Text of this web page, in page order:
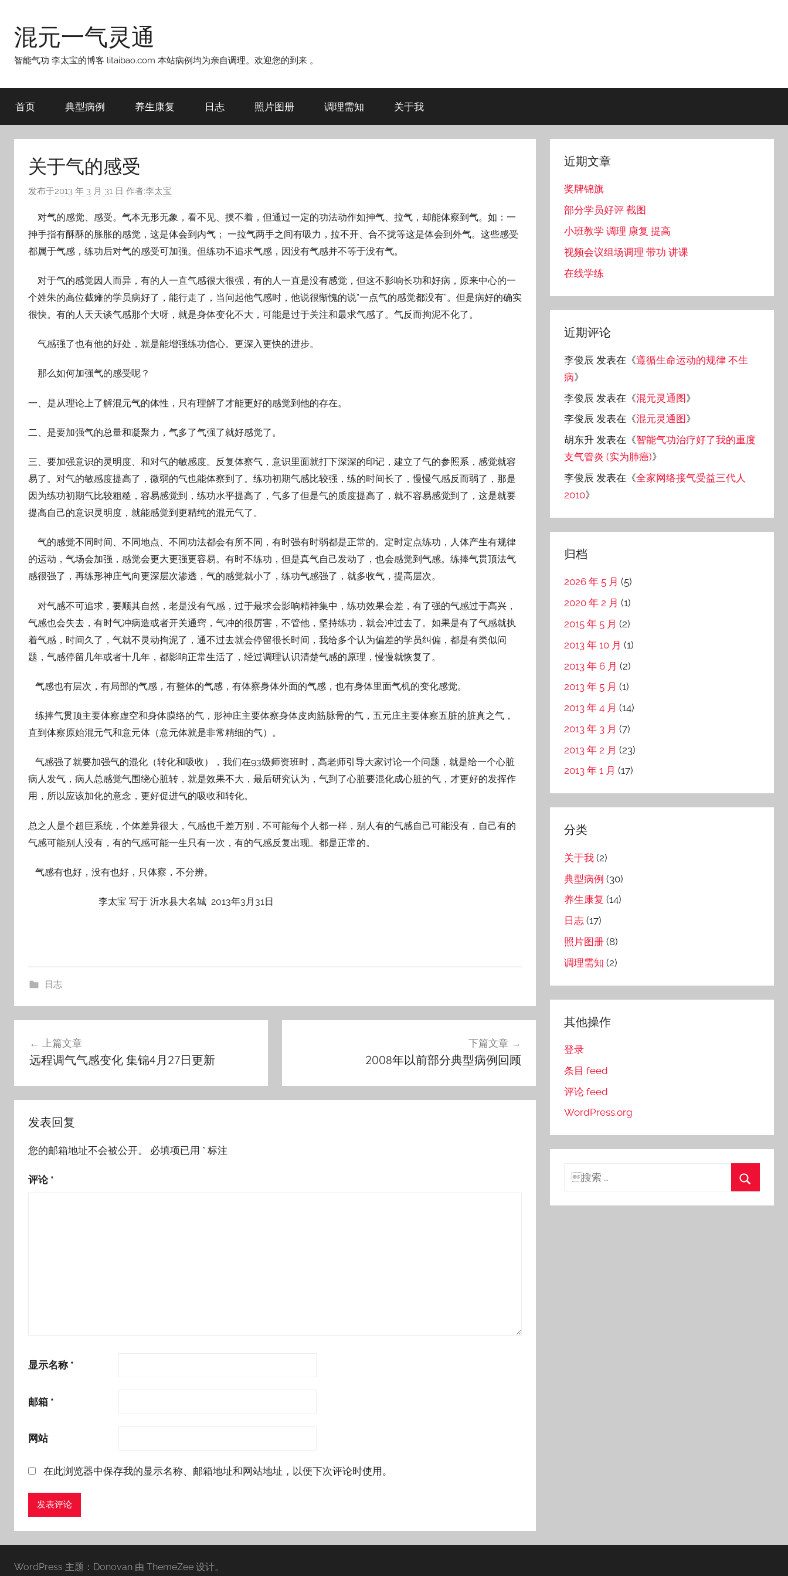
混元一气灵通
智能气功 李太宝的博客 litaibao.com 本站病例均为亲自调理。欢迎您的到来 。
首页 典型病例 养生康复 日志 照片图册 调理需知 关于我
关于气的感受
发布于2013 年 3 月 31 日 作者:李太宝
对气的感觉、感受。气本无形无象，看不见、摸不着，但通过一定的功法动作如抻气、拉气，却能体察到气。如：一
抻手指有酥酥的胀胀的感觉，这是体会到内气； 一拉气两手之间有吸力，拉不开、合不拢等这是体会到外气。这些感受
都属于气感，练功后对气的感受可加强。但练功不追求气感，因没有气感并不等于没有气。
对于气的感觉因人而异，有的人一直气感很大很强，有的人一直是没有感觉，但这不影响长功和好病，原来中心的一
个姓朱的高位截瘫的学员病好了，能行走了，当问起他气感时，他说很惭愧的说“一点气的感觉都没有”。但是病好的确实
很快。有的人天天谈气感那个大呀，就是身体变化不大，可能是过于关注和最求气感了。气反而拘泥不化了。
气感强了也有他的好处，就是能增强练功信心。更深入更快的进步。
那么如何加强气的感受呢？
一、是从理论上了解混元气的体性，只有理解了才能更好的感觉到他的存在。
二、是要加强气的总量和凝聚力，气多了气强了就好感觉了。
三、要加强意识的灵明度、和对气的敏感度。反复体察气，意识里面就打下深深的印记，建立了气的参照系，感觉就容
易了。对气的敏感度提高了，微弱的气也能体察到了。练功初期气感比较强，练的时间长了，慢慢气感反而弱了，那是
因为练功初期气比较粗糙，容易感觉到，练功水平提高了，气多了但是气的质度提高了，就不容易感觉到了，这是就要
提高自己的意识灵明度，就能感觉到更精纯的混元气了。
气的感觉不同时间、不同地点、不同功法都会有所不同，有时强有时弱都是正常的。定时定点练功，人体产生有规律
的运动，气场会加强，感觉会更大更强更容易。有时不练功，但是真气自己发动了，也会感觉到气感。练捧气贯顶法气
感很强了，再练形神庄气向更深层次渗透，气的感觉就小了，练功气感强了，就多收气，提高层次。
对气感不可追求，要顺其自然，老是没有气感，过于最求会影响精神集中，练功效果会差，有了强的气感过于高兴，
气感也会失去，有时气冲病造或者开关通窍，气冲的很厉害，不管他，坚持练功，就会冲过去了。如果是有了气感就执
着气感，时间久了，气就不灵动拘泥了，通不过去就会停留很长时间，我给多个认为偏差的学员纠偏，都是有类似问
题，气感停留几年或者十几年，都影响正常生活了，经过调理认识清楚气感的原理，慢慢就恢复了。
气感也有层次，有局部的气感，有整体的气感，有体察身体外面的气感，也有身体里面气机的变化感觉。
练捧气贯顶主要体察虚空和身体膜络的气，形神庄主要体察身体皮肉筋脉骨的气，五元庄主要体察五脏的脏真之气，
直到体察原始混元气和意元体（意元体就是非常精细的气）。
气感强了就要加强气的混化（转化和吸收），我们在93级师资班时，高老师引导大家讨论一个问题，就是给一个心脏
病人发气，病人总感觉气围绕心脏转，就是效果不大，最后研究认为，气到了心脏要混化成心脏的气，才更好的发挥作
用，所以应该加化的意念，更好促进气的吸收和转化。
总之人是个超巨系统，个体差异很大，气感也千差万别，不可能每个人都一样，别人有的气感自己可能没有，自己有的
气感可能别人没有，有的气感可能一生只有一次，有的气感反复出现。都是正常的。
气感有也好，没有也好，只体察，不分辨。
李太宝 写于 沂水县大名城 2013年3月31日
日志
上篇文章
远程调气气感变化 集锦4月27日更新
下篇文章
2008年以前部分典型病例回顾
发表回复
您的邮箱地址不会被公开。 必填项已用 * 标注
评论 *
显示名称 *
邮箱 *
网站
在此浏览器中保存我的显示名称、邮箱地址和网站地址，以便下次评论时使用。
近期文章
奖牌锦旗
部分学员好评 截图
小班教学 调理 康复 提高
视频会议组场调理 带功 讲课
在线学练
近期评论
李俊辰 发表在《遵循生命运动的规律 不生
病》
李俊辰 发表在《混元灵通图》
李俊辰 发表在《混元灵通图 》
胡东升 发表在《智能气功治疗好了我的重度
支气管炎 (实为肺癌)》
李俊辰 发表在《全家网络接气受益三代人
2010》
归档
2026 年 5 月 (5)
2020 年 2 月 (1)
2015 年 5 月 (2)
2013 年 10 月 (1)
2013 年 6 月 (2)
2013 年 5 月 (1)
2013 年 4 月 (14)
2013 年 3 月 (7)
2013 年 2 月 (23)
2013 年 1 月 (17)
分类
关于我 (2)
典型病例 (30)
养生康复 (14)
日志 (17)
照片图册 (8)
调理需知 (2)
其他操作
登录
条目 feed
评论 feed
WordPress.org
搜
WordPress 主题：Donovan 由 ThemeZee 设计。